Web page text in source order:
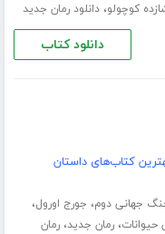
کوچولو،دانلود رمان جدید
دانلود کتاب
کتاب‌های داستان
جهانی دوم، جورج اورول،
حیوانات،رمان جدید،رمان